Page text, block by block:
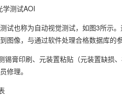
学测试AOI
试也称为自动视觉测试，如图3所示
图像，与通过软件处理合格数据库的
锡膏印刷、元装置粘贴（元装置缺损
修理。